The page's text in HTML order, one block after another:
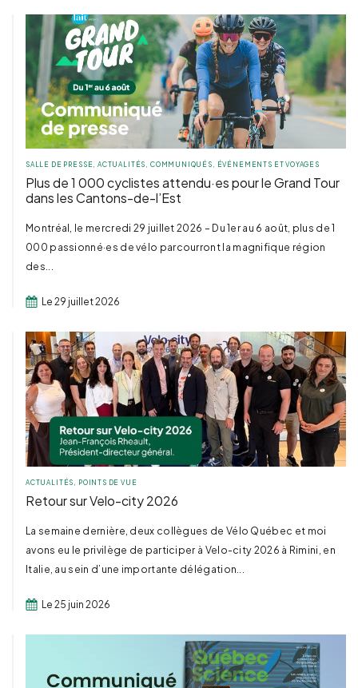
SALLE DE PRESSE,ACTUALITÉS, COMMUNIQUÉS, ÉVÉNEMENTS ET VOYAGES
Plus de 1 000 cyclistes attendu·es pour le Grand Tour
dans les Cantons-de-l’Est
Montréal, le mercredi 29 juillet 2026 – Du 1er au 6 août, plus de 1
000 passionné·es de vélo parcourront la magnifique région
des...
Le 29 juillet 2026
ACTUALITÉS POINTS DE VUE
Retour sur Velo-city 2026
La semaine dernière, deux collègues de Vélo Québec et moi
avons eu le privilège de participer à Velo-city 2026 à Rimini, en
Italie, au sein d’une importante délégation...
Le 25 juin 2026